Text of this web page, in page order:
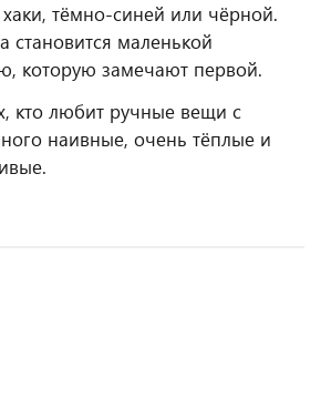
тёмно-синей или чёрной.
становится маленькой
которую замечают первой.
кто любит ручные вещи с
наивные, очень тёплые и